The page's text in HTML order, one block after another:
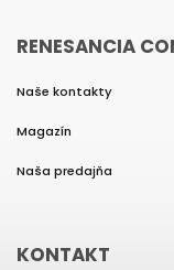
RENESANCIA
Naše kontakty
Magazín
Naša predajňa
KONTAKT